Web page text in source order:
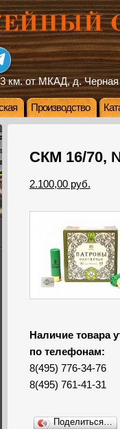
км. от МКАД, д. Черная
Производство
СКМ 16/70,
2.100,00 руб.
Наличие товара
по телефонам:
8(495) 776-34-76
8(495) 761-41-31
Поделиться…